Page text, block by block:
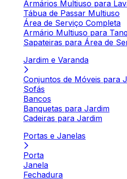
Armários Multiuso para
Tábua de Passar Multiuso
Área de Serviço Completa
Armário Multiuso para
Sapateiras para Área de
Jardim e Varanda
Conjuntos de Móveis para
Sofás
Bancos
Banquetas para Jardim
Cadeiras para Jardim
Portas e Janelas
Porta
Janela
Fechadura